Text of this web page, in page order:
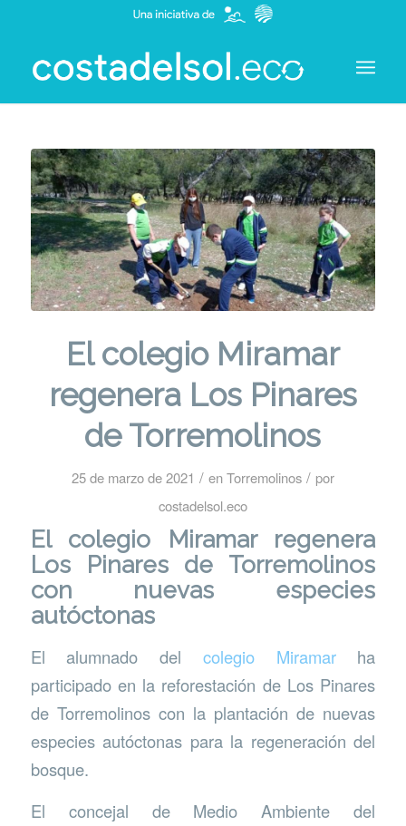
El colegio Miramar
regenera Los Pinares
de Torremolinos
25 de marzo de 2021 / enTorremolinos / por
costadelsol.eco
El colegio Miramar regenera
Los Pinares de Torremolinos
con nuevas especies
autóctonas
El alumnado del colegio Miramarha
participado en la reforestación de Los Pinares
de Torremolinos con la plantación de nuevas
especies autóctonas para la regeneración del
bosque.
El concejal de Medio Ambiente del